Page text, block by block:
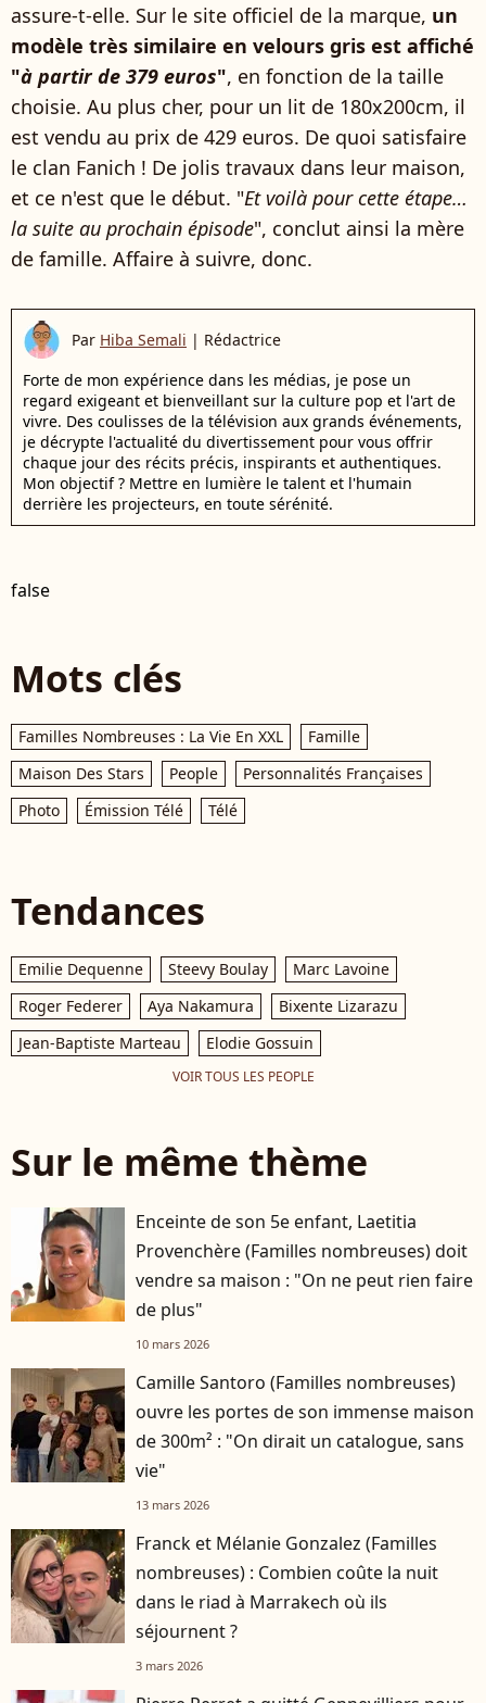
assure-t-elle. Sur le site officiel de la marque, un
modèle très similaire en velours gris est affiché
"à partir de 379 euros", en fonction de la taille
choisie. Au plus cher, pour un lit de 180x200cm, il
est vendu au prix de 429 euros. De quoi satisfaire
le clan Fanich ! De jolis travaux dans leur maison,
et ce n'est que le début. "Et voilà pour cette étape…
la suite au prochain épisode", conclut ainsi la mère
de famille. Affaire à suivre, donc.
Par Hiba Semali | Rédactrice
Forte de mon expérience dans les médias, je pose un
regard exigeant et bienveillant sur la culture pop et l'art de
vivre. Des coulisses de la télévision aux grands événements,
je décrypte l'actualité du divertissement pour vous offrir
chaque jour des récits précis, inspirants et authentiques.
Mon objectif ? Mettre en lumière le talent et l'humain
derrière les projecteurs, en toute sérénité.
false
Mots clés
Familles Nombreuses : La Vie En XXL
Famille
Maison Des Stars
People
Personnalités Françaises
Photo
Émission Télé Télé
Tendances
Emilie Dequenne Steevy Boulay
Marc Lavoine
Roger Federer
Aya Nakamura
Bixente Lizarazu
Jean-Baptiste Marteau
Elodie Gossuin
VOIR TOUS LES PEOPLE
Sur le même thème
Enceinte de son 5e enfant, Laetitia
Provenchère (Familles nombreuses) doit
vendre sa maison : "On ne peut rien faire
de plus"
10 mars 2026
Camille Santoro (Familles nombreuses)
ouvre les portes de son immense maison
de 300m² : "On dirait un catalogue, sans
vie"
13 mars 2026
Franck et Mélanie Gonzalez (Familles
nombreuses) : Combien coûte la nuit
dans le riad à Marrakech où ils
séjournent ?
3 mars 2026